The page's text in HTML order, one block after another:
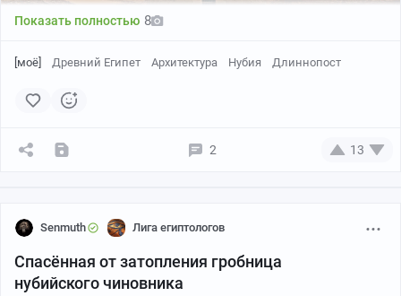
Додинастического периода, упомянута в "Книге
мёртвых" и мифах. По легенде, изобрёл игру
древнеегипетский бог знаний Тот для того, чтобы
Утверждая культ единого бога Атона во всех
было восстановлено фараоном Сети I, который вместе
реконструкции. Первоначальный план здания
включал пилон, гипостильный зал и портик, ведущий к
Показать полностью 8
[моё] Древний Египет Архитектура Нубия Длиннопост
2 13
Senmuth Лига египтологов
Спасённая от затопления гробница
нубийского чиновника